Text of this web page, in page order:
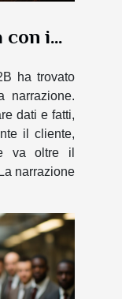
con i
ha trovato
narrazione.
dati e fatti,
il cliente,
va oltre il
narrazione